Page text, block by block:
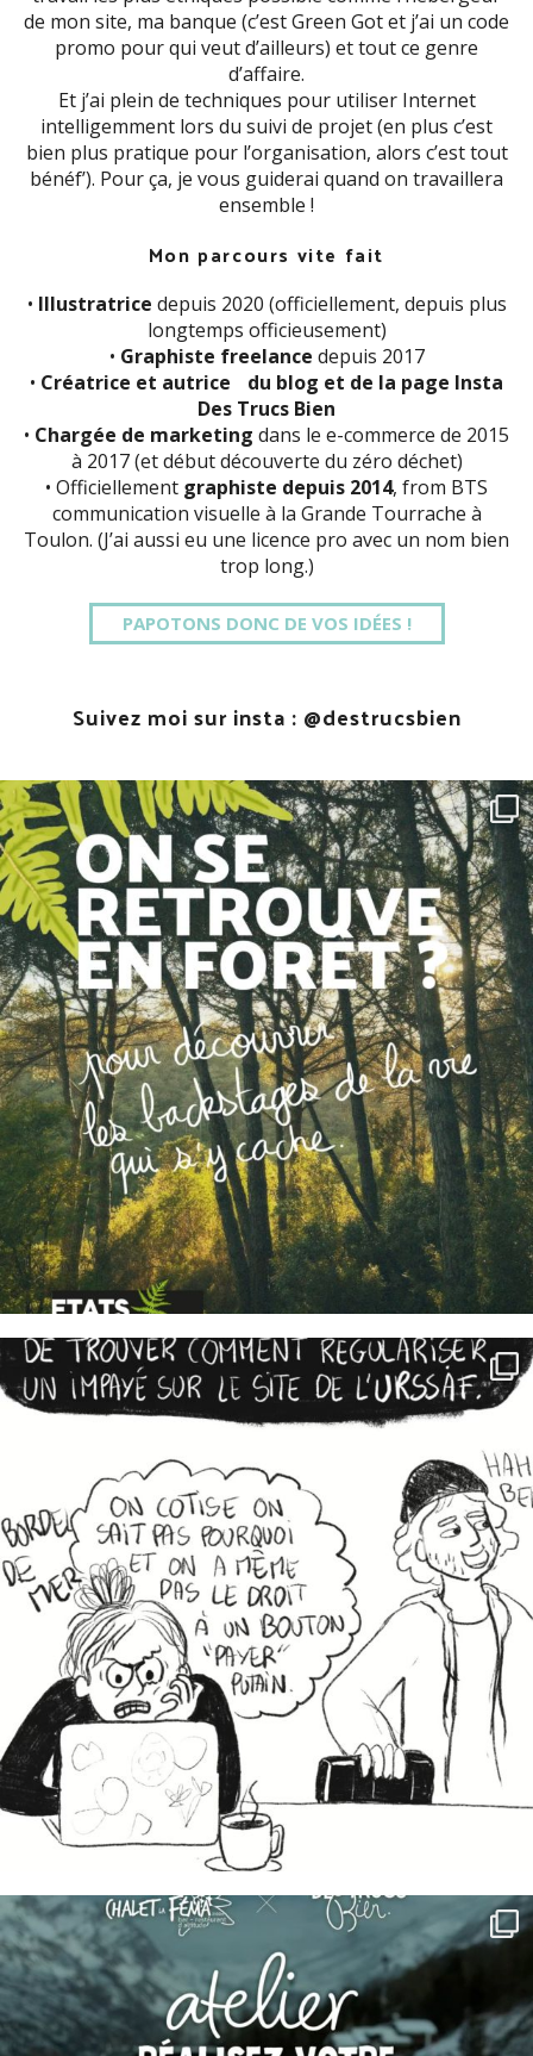
de mon site, ma banque (c’est Green Got et j’ai un code
promo pour qui veut d’ailleurs) et tout ce genre
d’affaire.
Et j’ai plein de techniques pour utiliser Internet
intelligemment lors du suivi de projet (en plus c’est
bien plus pratique pour l’organisation, alors c’est tout
bénéf’). Pour ça, je vous guiderai quand on travaillera
ensemble !
Mon parcours vite fait
• Illustratrice depuis 2020 (officiellement, depuis plus
longtemps officieusement)
• Graphiste freelance depuis 2017
• Créatrice et autrice du blog et de la page Insta
Des Trucs Bien
• Chargée de marketing dans le e-commerce de 2015
à 2017 (et début découverte du zéro déchet)
• Officiellement graphiste depuis 2014, from BTS
communication visuelle à la Grande Tourrache à
Toulon. (J’ai aussi eu une licence pro avec un nom bien
trop long.)
PAPOTONS DONC DE VOS IDÉES !
Suivez moi sur insta : @destrucsbien